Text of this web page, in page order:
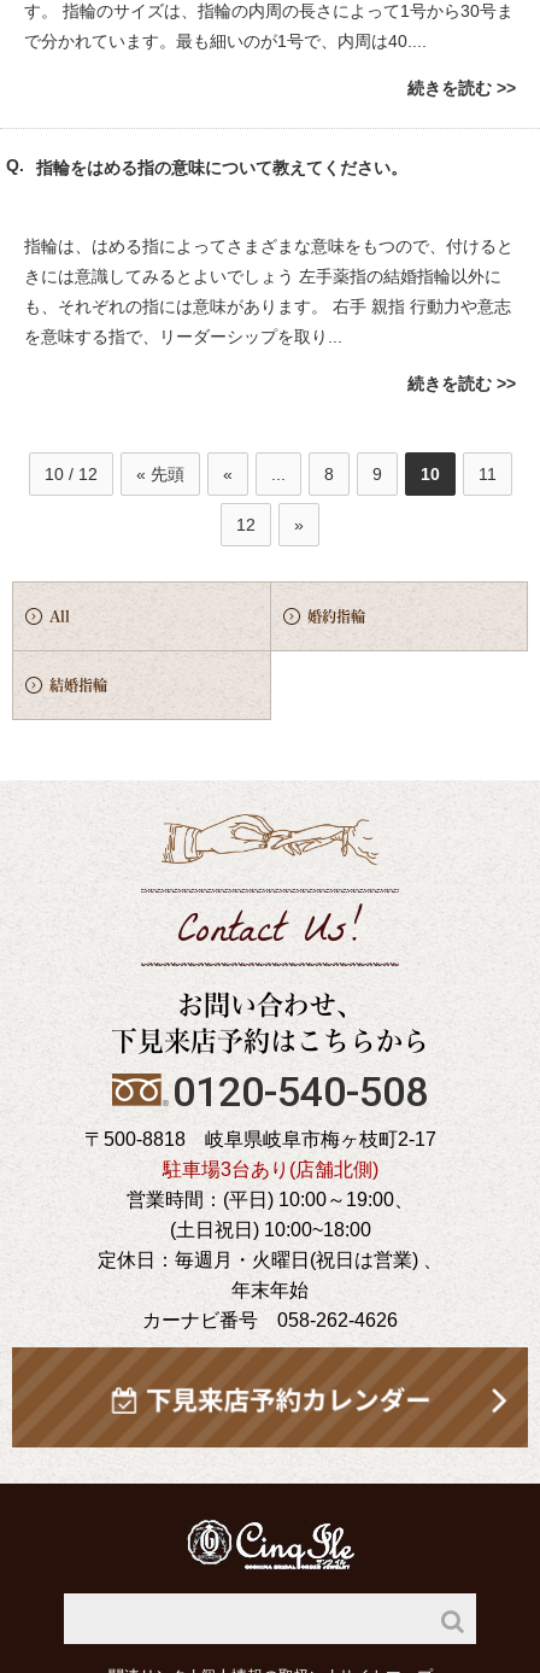
す。 指輪のサイズは、指輪の内周の長さによって1号から30号ま
で分かれています。最も細いのが1号で、内周は40....
続きを読む
指輪をはめる指の意味について教えてください。
指輪は、はめる指によってさまざまな意味をもつので、付けると
きには意識してみるとよいでしょう 左手薬指の結婚指輪以外に
も、それぞれの指には意味があります。 右手 親指 行動力や意志
を意味する指で、リーダーシップを取り...
続きを読む
10 / 12 « 先頭 « 8 9 10 11
12 »
All 婚約指輪
結婚指輪
Contact Us!
お問い合わせ、
下見来店予約はこちらから
0120-540-508
〒500-8818 岐阜県岐阜市梅ヶ枝町2-17
駐車場3台あり(店舗北側)
営業時間：(平日) 10:00～19:00、
(土日祝日) 10:00~18:00
定休日：毎週月・火曜日(祝日は営業) 、
年末年始
カーナビ番号 058-262-4626